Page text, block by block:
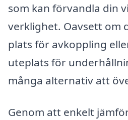
som kan förvandla din
verklighet. Oavsett om
plats för avkoppling
uteplats för
många alternativ att
Genom att enkelt